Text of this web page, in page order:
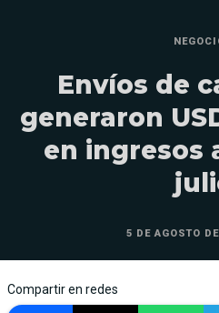
Envíos de
generaron
en ingresos
5 DE AGOSTO
Compartir en redes